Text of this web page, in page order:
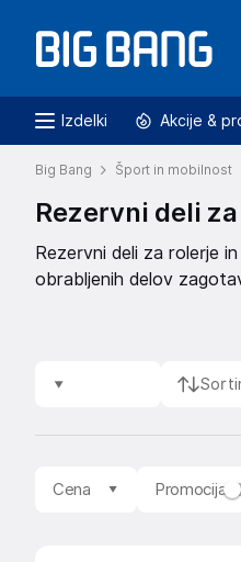
Izdelki Akcije &
Big Bang Šport in mobilnost
Rezervni deli
Rezervni deli za rolerje
obrabljenih delov
Cena Promocija